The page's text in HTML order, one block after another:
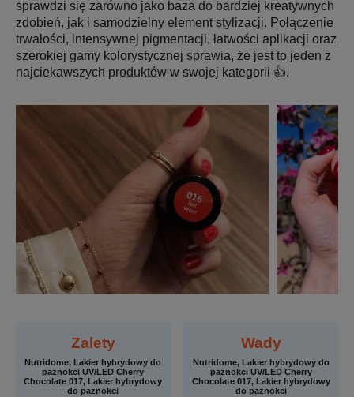
sprawdzi się zarówno jako baza do bardziej kreatywnych
zdobień, jak i samodzielny element stylizacji. Połączenie
trwałości, intensywnej pigmentacji, łatwości aplikacji oraz
szerokiej gamy kolorystycznej sprawia, że jest to jeden z
najciekawszych produktów w swojej kategorii 👍.
Zalety
Nutridome, Lakier hybrydowy do
paznokci UV/LED Cherry
Chocolate 017, Lakier hybrydowy
do paznokci
Wady
Nutridome, Lakier hybrydowy do
paznokci UV/LED Cherry
Chocolate 017, Lakier hybrydowy
do paznokci